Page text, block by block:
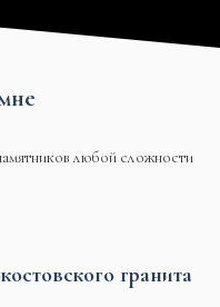
любой сложности
гранита